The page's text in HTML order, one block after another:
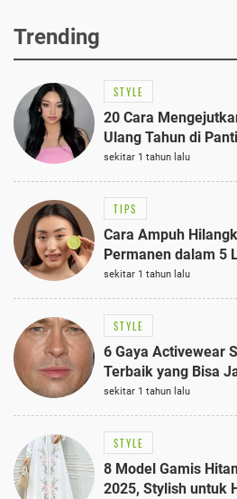
Trending
STYLE
20 Cara
Ulang Tahun di
Anggun dengan
sekitar 1 tahun lalu
TIPS
Cara Ampuh
Permanen dalam 5
sekitar 1 tahun lalu
STYLE
6 Gaya Activewear
Terbaik yang Bisa
sekitar 1 tahun lalu
STYLE
8 Model Gamis
2025, Stylish untuk